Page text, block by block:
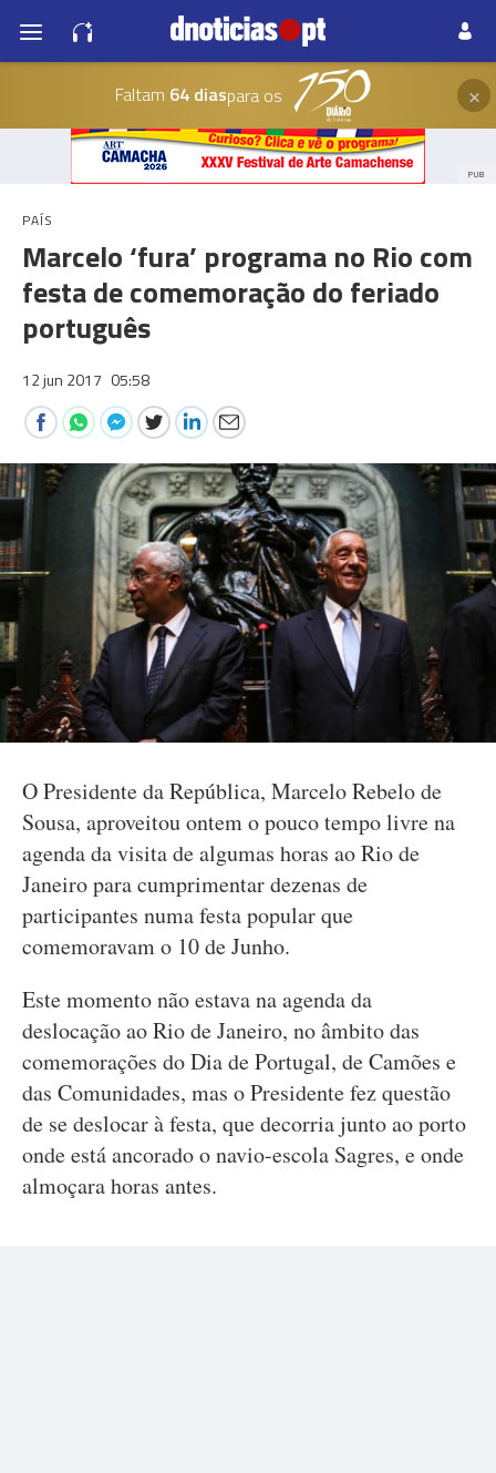
Faltam 64 diaspara os ×
PUB
PAÍS
Marcelo ‘fura’ programa no Rio com
festa de comemoração do feriado
português
12 jun 2017 05:58
O Presidente da República, Marcelo Rebelo de
Sousa, aproveitou ontem o pouco tempo livre na
agenda da visita de algumas horas ao Rio de
Janeiro para cumprimentar dezenas de
participantes numa festa popular que
comemoravam o 10 de Junho.
Este momento não estava na agenda da
deslocação ao Rio de Janeiro, no âmbito das
comemorações do Dia de Portugal, de Camões e
das Comunidades, mas o Presidente fez questão
de se deslocar à festa, que decorria junto ao porto
onde está ancorado o navio-escola Sagres, e onde
almoçara horas antes.